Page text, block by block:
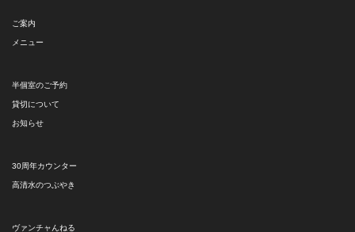
ご案内
メニュー
半個室のご予約
貸切について
お知らせ
30周年カウンター
高清水のつぶやき
ヴァンチャんねる